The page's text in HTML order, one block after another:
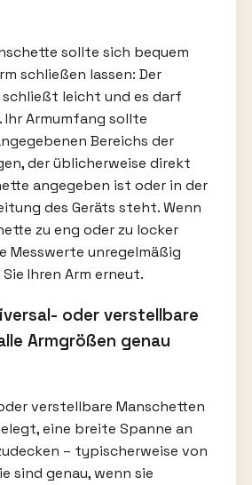
sollte sich bequem
schließen lassen: Der
schließt leicht und es darf
Armumfang sollte
Bereichs der
der üblicherweise direkt
angegeben ist oder in der
des Geräts steht. Wenn
zu eng oder zu locker
Messwerte unregelmäßig
Ihren Arm erneut.
oder verstellbare
Armgrößen genau
verstellbare Manschetten
eine breite Spanne an
– typischerweise von
sind genau, wenn sie